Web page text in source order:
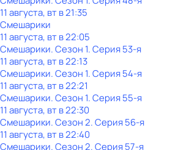
11 августа, вт в 21:35
Смешарики
11 августа, вт в 22:05
Смешарики. Сезон 1. Серия 53-я
11 августа, вт в 22:13
Смешарики. Сезон 1. Серия 54-я
11 августа, вт в 22:21
Смешарики. Сезон 1. Серия 55-я
11 августа, вт в 22:30
Смешарики. Сезон 2. Серия 56-я
11 августа, вт в 22:40
Смешарики. Сезон 2. Серия 57-я